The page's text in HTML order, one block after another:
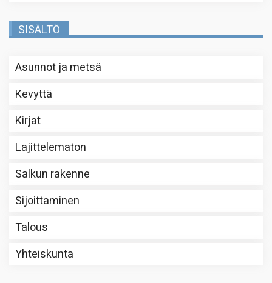
SISÄLTÖ
Asunnot ja metsä
Kevyttä
Kirjat
Lajittelematon
Salkun rakenne
Sijoittaminen
Talous
Yhteiskunta